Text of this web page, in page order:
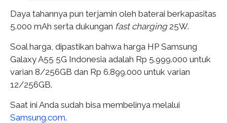
Daya tahannya pun terjamin oleh baterai berkapasitas
5.000 mAh serta dukungan fast charging25W.
Soal harga, dipastikan bahwa harga HP Samsung
Galaxy A55 5G Indonesia adalah Rp 5.999.000 untuk
varian 8/256GB dan Rp 6.899.000 untuk varian
12/256GB.
Saat ini Anda sudah bisa membelinya melalui
Samsung.com.